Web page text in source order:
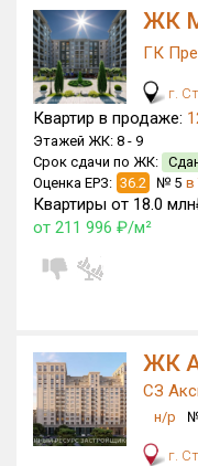
ЖК
ГК
г.
Квартир в продаже:
Этажей ЖК: 8 - 9
Срок сдачи по ЖК:
Оценка ЕРЗ: 36.2 № 5 в
Квартиры от 18.0
от 211 996 ₽/м²
ЖК
СЗ
н/р
г.